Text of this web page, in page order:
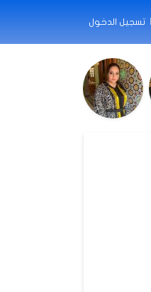
تسجيل الدخول